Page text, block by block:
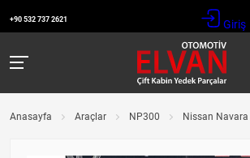
+90 532 737 2621 Giriş
Anasayfa Araçlar NP300 Nissan